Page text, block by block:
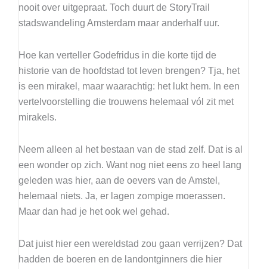
nooit over uitgepraat. Toch duurt de StoryTrail
stadswandeling Amsterdam maar anderhalf uur.
Hoe kan verteller Godefridus in die korte tijd de
historie van de hoofdstad tot leven brengen? Tja, het
is een mirakel, maar waarachtig: het lukt hem. In een
vertelvoorstelling die trouwens helemaal vól zit met
mirakels.
Neem alleen al het bestaan van de stad zelf. Dat is al
een wonder op zich. Want nog niet eens zo heel lang
geleden was hier, aan de oevers van de Amstel,
helemaal niets. Ja, er lagen zompige moerassen.
Maar dan had je het ook wel gehad.
Dat juist hier een wereldstad zou gaan verrijzen? Dat
hadden de boeren en de landontginners die hier